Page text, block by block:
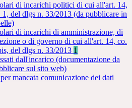
di incarichi politici di cui all'art. 14,
1, del dlgs n. 33/2013 (da pubblicare in
di incarichi di amministrazione, di
o di governo di cui all'art. 14, co.
del dlgs n. 33/2013 1
dall'incarico (documentazione da
sul sito web)
mancata comunicazione dei dati